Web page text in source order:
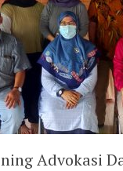
Advokasi